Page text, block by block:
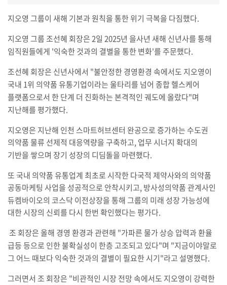
지오영 그룹이 새해 기본과 원칙을 통한 위기 극복을 다짐했다.
지오영 그룹 조선혜 회장은2일 2025년 을사년 새해 신년사를 통해
임직원들에게 '익숙한 것과의 결별을 통한 변화'를 주문했다.
조선혜 회장은 신년사에서 "불안정한 경영환경 속에서도 지오영이
국내 1위 의약품 유통기업이라는 울타리를 넘어 종합 헬스케어
플랫폼으로서 한 단계 더 진화하는 본격적인 궤도에 올랐다"며
지난해를 평가했다.
지오영은 지난해 인천 스마트허브센터 완공으로 증가하는 수도권
의약품 물류 선제적 대응역량을 구축하고, 업무 시너지 확대의
기반을 쌓으며 장기 성장의 디딤돌을 마련했다.
또 국내 의약품 유통업계 최초로 시작한 다국적 제약사와의 의약품
공동마케팅 사업을 성공적으로 안착시키고, 방사성의약품 관계사인
듀켐바이오의 코스닥 이전상장을 통해 그룹의 미래 성장 가능성에
대한 시장의 신뢰를 다시 한번 확인했다는 평가다.
조 회장은 올해 경영 환경과 관련해 "가파른 물가 상승 압력과 환율
급등 등으로 인한 불확실성이 한층 고조되고 있다"며 "지금이야말로
그 어느 때보다 익숙한 것과의 결별이 필요한 시기"라고 설명했다.
그러면서 조 회장은 "비관적인 시장 전망 속에서도 지오영이 강력한